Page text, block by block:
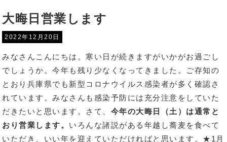
大晦日営業します
2022年12月20日
みなさんこんにちは。寒い日が続きますがいかがお過ごし
でしょうか。今年も残り少なくなってきました。ご存知の
とおり兵庫県でも新型コロナウイルス感染者が多く確認さ
れています。みなさんも感染予防には充分注意をしていた
だきたいと思います。さて、 今年の大晦日（土）は通常と
おり営業します。 いろんな諸説がある年越し蕎麦を食べて
いただき、いい年を迎えていただければと思います。★1月